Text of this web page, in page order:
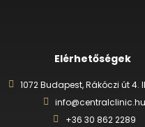
Elérhetőségek
1072 Budapest, Rákóczi út 4.
info@centralclinic.hu
+36 30 862 2289